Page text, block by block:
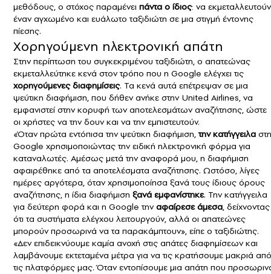
μεθόδους, ο στόχος παραμένει πάντα ο ίδιος: να εκμεταλλευτούν
έναν αγχωμένο και ευάλωτο ταξιδιώτη σε μια στιγμή έντονης
πίεσης.
Χορηγούμενη ηλεκτρονική απάτη
Στην περίπτωση του συγκεκριμένου ταξιδιώτη, ο απατεώνας
εκμεταλλεύτηκε κενά στον τρόπο που η Google ελέγχει τις
χορηγούμενες διαφημίσεις. Τα κενά αυτά επέτρεψαν σε μια
ψεύτικη διαφήμιση, που δήθεν ανήκε στην United Airlines, να
εμφανιστεί στην κορυφή των αποτελεσμάτων αναζήτησης, ώστε
οι χρήστες να την δουν και να την εμπιστευτούν.
«Όταν πρώτα εντόπισα την ψεύτικη διαφήμιση,την κατήγγειλα στη
Google χρησιμοποιώντας την ειδική ηλεκτρονική φόρμα για
καταναλωτές. Αμέσως μετά την αναφορά μου, η διαφήμιση
αφαιρέθηκε από τα αποτελέσματα αναζήτησης. Ωστόσο, λίγες
ημέρες αργότερα, όταν χρησιμοποίησα ξανά τους ίδιους όρους
αναζήτησης, η ίδια διαφήμιση ξανά εμφανίστηκε. Την κατήγγειλα
για δεύτερη φορά και η Google τηναφαίρεσε άμεσα, δείχνοντας
ότι τα συστήματα ελέγχου λειτουργούν, αλλά οι απατεώνες
μπορούν προσωρινά να τα παρακάμπτουν», είπε ο ταξιδιώτης.
«Δεν επιδεικνύουμε καμία ανοχή στις απάτες διαφημίσεων και
λαμβάνουμε εκτεταμένα μέτρα για να τις κρατήσουμε μακριά από
τις πλατφόρμες μας. Όταν εντοπίσουμε μια απάτη που